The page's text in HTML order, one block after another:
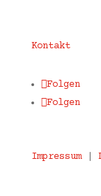
Kontakt
Folgen
Folgen
Impressum|